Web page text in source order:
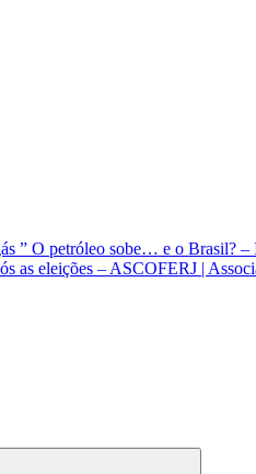
” O petróleo sobe… e o Brasil?
as eleições – ASCOFERJ |